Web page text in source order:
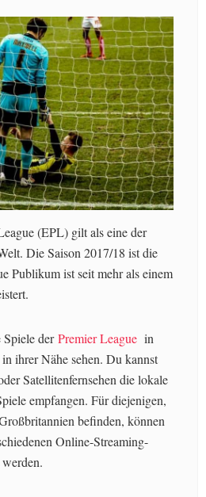
(EPL) gilt als eine der
Die Saison 2017/18 ist die
Publikum ist seit mehr als einem
derPremier League in
ihrer Nähe sehen. Du kannst
Satellitenfernsehen die lokale
empfangen. Für diejenigen,
befinden, können
Online-Streaming-